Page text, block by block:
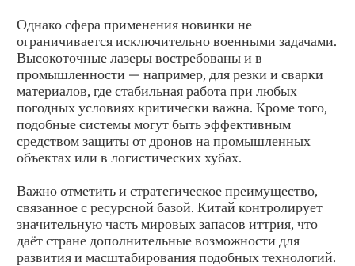
Однако сфера применения новинки не
ограничивается исключительно военными задачами.
Высокоточные лазеры востребованы и в
промышленности — например, для резки и сварки
материалов, где стабильная работа при любых
погодных условиях критически важна. Кроме того,
подобные системы могут быть эффективным
средством защиты от дронов на промышленных
объектах или в логистических хубах.
Важно отметить и стратегическое преимущество,
связанное с ресурсной базой. Китай контролирует
значительную часть мировых запасов иттрия, что
даёт стране дополнительные возможности для
развития и масштабирования подобных технологий.